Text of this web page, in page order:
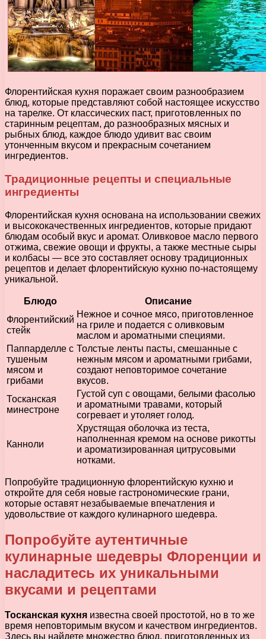
Флорентийская кухня поражает своим разнообразием
блюд, которые представляют собой настоящее искусство
на тарелке. От классических паст, приготовленных по
старинным рецептам, до разнообразных мясных и
рыбных блюд, каждое блюдо удивит вас своим
утонченным вкусом и прекрасным сочетанием
ингредиентов.
Традиционные рецепты и специальные
ингредиенты
Флорентийская кухня основана на использовании свежих
и высококачественных ингредиентов, которые придают
блюдам особый вкус и аромат. Оливковое масло первого
отжима, свежие овощи и фрукты, а также местные сыры
и колбасы — все это составляет основу традиционных
рецептов и делает флорентийскую кухню по-настоящему
уникальной.
Блюдо
Описание
Флорентийский
стейк
Нежное и сочное мясо, приготовленное
на гриле и подается с оливковым
маслом и ароматными специями.
Паппарделле с
тушеным
мясом и
грибами
Толстые ленты пасты, смешанные с
нежным мясом и ароматными грибами,
создают неповторимое сочетание
вкусов.
Тосканская
минестроне
Густой суп с овощами, белыми фасолью
и ароматными травами, который
согревает и утоляет голод.
Канноли
Хрустящая оболочка из теста,
наполненная кремом на основе рикотты
и ароматизированная цитрусовыми
нотками.
Попробуйте традиционную флорентийскую кухню и
откройте для себя новые гастрономические грани,
которые оставят незабываемые впечатления и
удовольствие от каждого кулинарного шедевра.
Попробуйте аутентичные
кулинарные шедевры Флоренции и
насладитесь их уникальными
вкусами и рецептами
Тосканская кухня известна своей простотой, но в то же
время неповторимым вкусом и качеством ингредиентов.
Здесь вы найдете множество блюд, приготовленных из